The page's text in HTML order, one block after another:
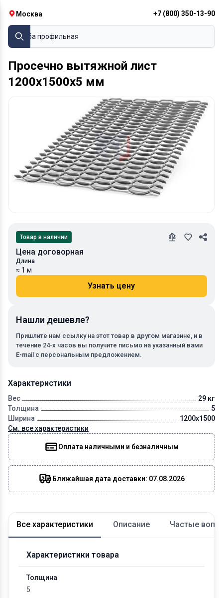
Москва +7 (800) 350-13-90
Труба профильная
Просечно вытяжной лист
1200х1500х5 мм
Характеристики
Вес
29 кг
Толщина
5
Ширина
1200х1500
См. все характеристики
Оплата наличными и безналичным
Ближайшая дата доставки: 07.08.2026
Товар в наличии
Цена договорная
Длина
≈ 1 м
Узнать цену
Нашли дешевле?
Пришлите нам ссылку на этот товар в другом магазине, и в
течение 24-х часов вы получите письмо на указанный вами
E-mail с персональным предложением.
Все характеристики Описание Частые
Характеристики товара
Толщина
5